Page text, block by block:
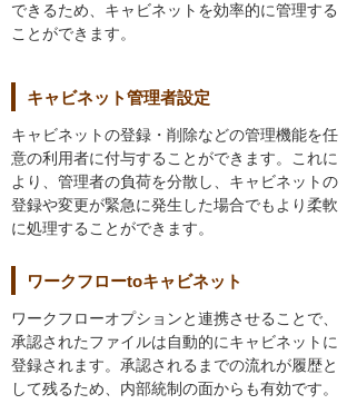
できるため、キャビネットを効率的に管理する
ことができます。
キャビネット管理者設定
キャビネットの登録・削除などの管理機能を任
意の利用者に付与することができます。これに
より、管理者の負荷を分散し、キャビネットの
登録や変更が緊急に発生した場合でもより柔軟
に処理することができます。
ワークフローtoキャビネット
ワークフローオプションと連携させることで、
承認されたファイルは自動的にキャビネットに
登録されます。承認されるまでの流れが履歴と
して残るため、内部統制の面からも有効です。